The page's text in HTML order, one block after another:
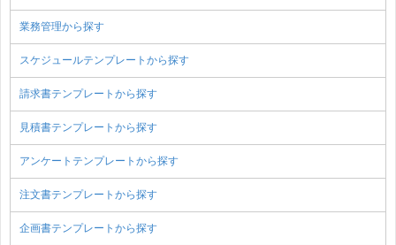
業務管理から探す
スケジュールテンプレートから探す
請求書テンプレートから探す
見積書テンプレートから探す
アンケートテンプレートから探す
注文書テンプレートから探す
企画書テンプレートから探す